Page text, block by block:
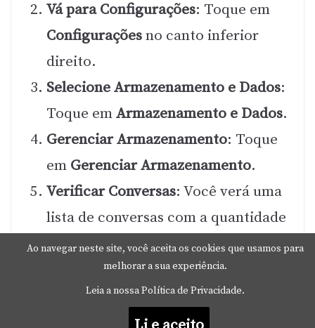
Vá para Configurações: Toque em
Configuraçõesno canto inferior
direito.
Selecione Armazenamento e Dados:
Toque emArmazenamento e Dados.
Gerenciar Armazenamento: Toque
em Gerenciar Armazenamento.
Verificar Conversas: Você verá uma
lista de conversas com a quantidade
de armazenamento que cada uma
ocupa. Selecione a conversa que
deseja limpar.
Limpar Dados: Por fim, toque em
Ao navegar neste site, você aceita os cookies que usamos para
melhorar a sua experiência.
Leia a nossa Política de Privacidade.